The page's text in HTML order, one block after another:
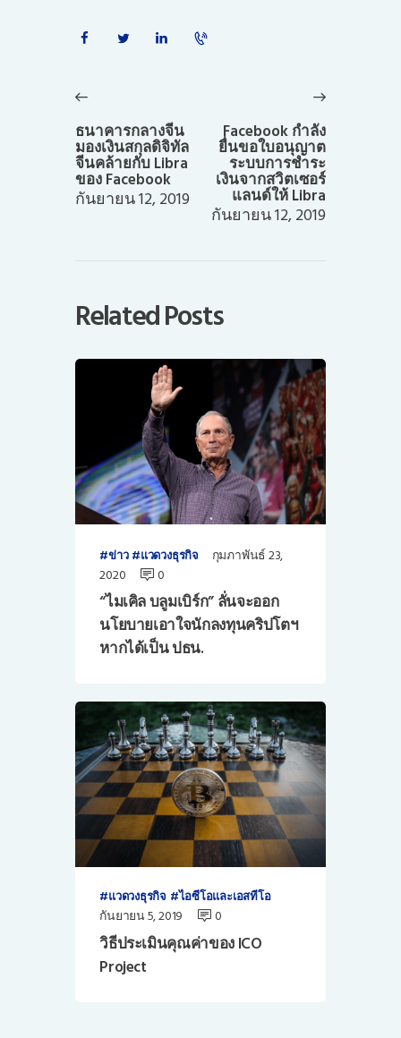
เรื่อง
post:
ธนาคารกลางจีน
มองเงินสกุลดิจิทัล
จีนคล้ายกับ Libra
ของ Facebook
กันยายน 12, 2019
Facebook กำลัง
ยื่นขอใบอนุญาต
ระบบการชำระ
เงินจากสวิตเซอร์
แลนด์ให้ Libra
กันยายน 12, 2019
Related Posts
ข่าว แวดวงธุรกิจ
กุมภาพันธ์ 23,
2020
0
“ไมเคิล บลูมเบิร์ก” ลั่นจะออก
นโยบายเอาใจนักลงทุนคริปโตฯ
หากได้เป็น ปธน.
แวดวงธุรกิจ ไอซีโอและเอสทีโอ
กันยายน 5, 2019 0
วิธีประเมินคุณค่าของ ICO
Project